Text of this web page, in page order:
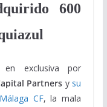
600
en exclusiva por
Partners y su
CF, la mala